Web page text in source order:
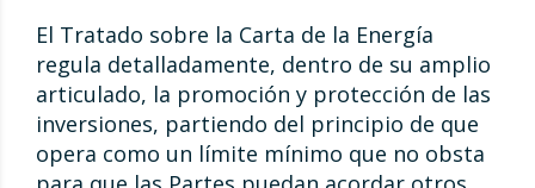
El Tratado sobre la Carta de la Energía
regula detalladamente, dentro de su amplio
articulado, la promoción y protección de las
inversiones, partiendo del principio de que
opera como un límite mínimo que no obsta